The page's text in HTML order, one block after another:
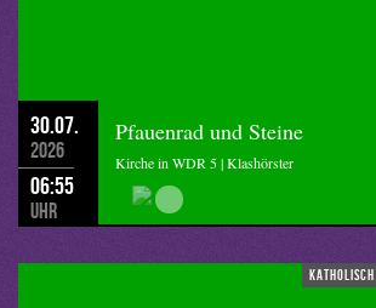
30.07.
2026
06:55
Uhr
Pfauenrad und Steine
Kirche in WDR 5 | Klashörster
katholisch